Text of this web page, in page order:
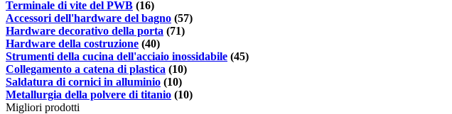
Terminale di vite del PWB (16)
Accessori dell'hardware del bagno (57)
Hardware decorativo della porta (71)
Hardware della costruzione (40)
Strumenti della cucina dell'acciaio inossidabile (45)
Collegamento a catena di plastica (10)
Saldatura di cornici in alluminio (10)
Metallurgia della polvere di titanio (10)
Migliori prodotti